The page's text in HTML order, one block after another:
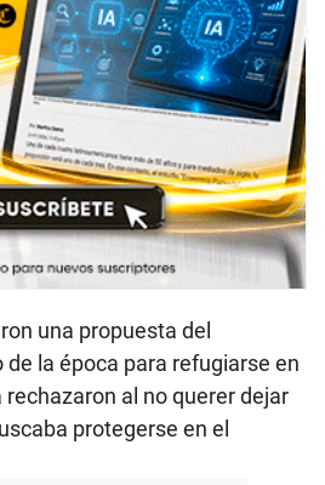
una propuesta del
la época para refugiarse en
rechazaron al no querer dejar
protegerse en el